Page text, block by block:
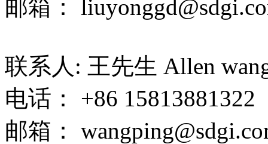
邮箱：
联系人: 王先生 Allen
电话： +86 15813881322
邮箱：